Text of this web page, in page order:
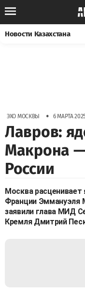
Новости Казахстана
ЭХО МОСКВЫ • 6 МАРТА
Лавров:
Макрона —
России
Москва расценивает
Франции Эммануэля
заявили глава МИД
Кремля Дмитрий